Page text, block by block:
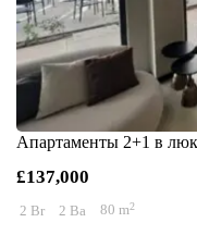
Апартаменты 2+1 в
£137,000
2 Br 2 Ba 80 m2